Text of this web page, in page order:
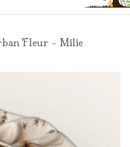
Fleur - Milie